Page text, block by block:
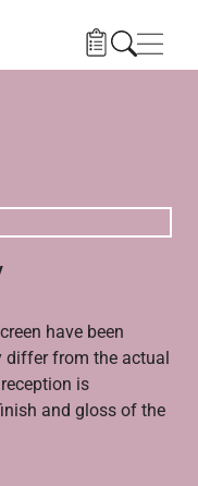
have been
differ from the actual
is
and gloss of the